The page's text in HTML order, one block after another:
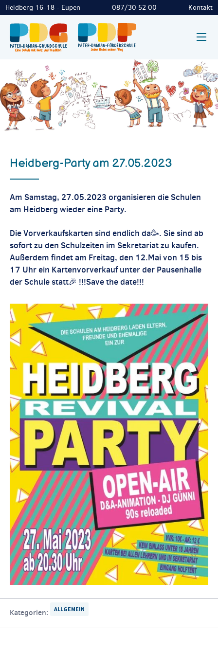
Heidberg 16-18 - Eupen 087/30 52 00 Kontakt
Heidberg-Party am 27.05.2023
Am Samstag, 27.05.2023 organisieren die Schulen
am Heidberg wieder eine Party.
Die Vorverkaufskarten sind endlich da🥳. Sie sind ab
sofort zu den Schulzeiten im Sekretariat zu kaufen.
Außerdem findet am Freitag, den 12.Mai von 15 bis
17 Uhr ein Kartenvorverkauf unter der Pausenhalle
der Schule statt🎉 !!!Save the date!!!
Kategorien: ALLGEMEIN